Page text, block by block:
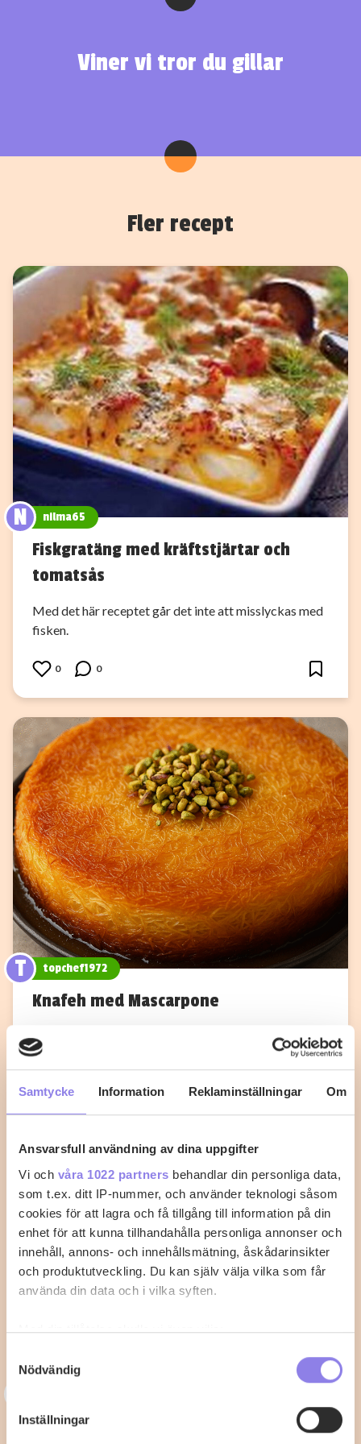
Samtycke Information Reklaminställningar Om
Ansvarsfull användning av dina uppgifter
Vi och våra 1022 partners behandlar din personliga data,
som t.ex. ditt IP-nummer, och använder teknologi såsom
cookies för att lagra och få tillgång till information på din
enhet för att kunna tillhandahålla personliga annonser och
innehåll, annons- och innehållsmätning, åskådarinsikter
och produktutveckling. Du kan själv välja vilka som får
använda din data och i vilka syften.
Med din tillåtelse skulle vi även vilja:
som kan ha en noggrannhet på upp till flera meter
Ta reda på mer om hur dina personliga uppgifter
Nödvändig
Inställningar
Viner vi tror du gillar
Fler recept
N nilma65
Fiskgratäng med kräftstjärtar och
tomatsås
Med det här receptet går det inte att misslyckas med
fisken.
0 0
T topchef1972
Knafeh med Mascarpone
Mellan Österns delikata bakverk gjord med
marscapone
1 0
Kycklingklubba i ugn – Så lyckas du